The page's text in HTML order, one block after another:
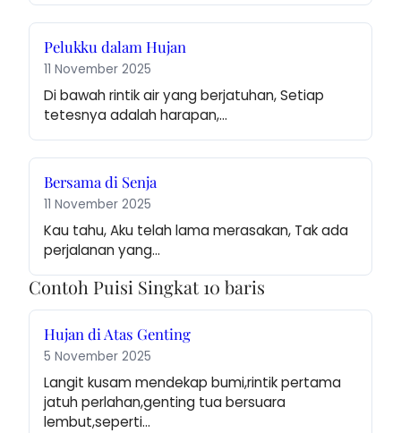
Pelukku dalam Hujan
11 November 2025
Di bawah rintik air yang berjatuhan, Setiap
tetesnya adalah harapan,…
Bersama di Senja
11 November 2025
Kau tahu, Aku telah lama merasakan, Tak ada
perjalanan yang…
Contoh Puisi Singkat 10 baris
Hujan di Atas Genting
5 November 2025
Langit kusam mendekap bumi,rintik pertama
jatuh perlahan,genting tua bersuara
lembut,seperti…